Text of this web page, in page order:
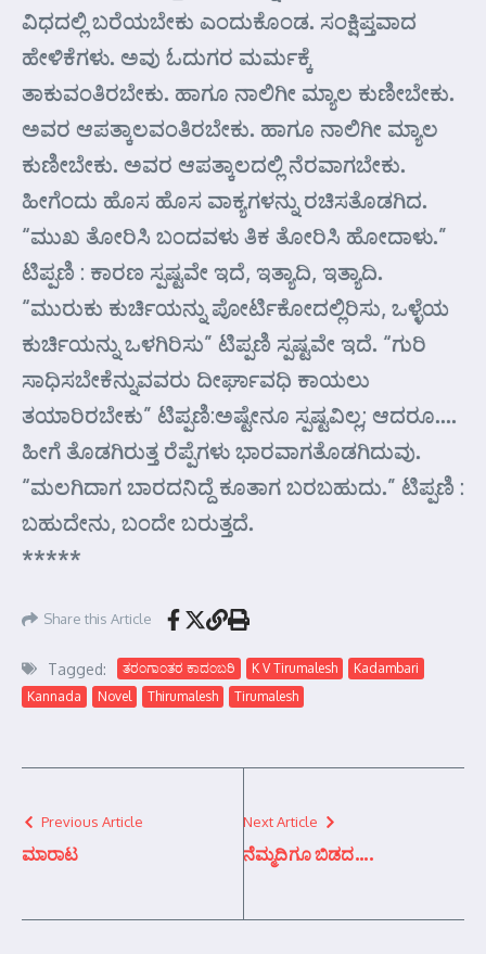
ವಿಧದಲ್ಲಿ ಬರೆಯಬೇಕು ಎಂದುಕೊಂಡ. ಸಂಕ್ಷಿಪ್ತವಾದ
ಹೇಳಿಕೆಗಳು. ಅವು ಓದುಗರ ಮರ್ಮಕ್ಕೆ
ತಾಕುವಂತಿರಬೇಕು. ಹಾಗೂ ನಾಲಿಗೀ ಮ್ಯಾಲ ಕುಣೀಬೇಕು.
ಅವರ ಆಪತ್ಕಾಲವಂತಿರಬೇಕು. ಹಾಗೂ ನಾಲಿಗೀ ಮ್ಯಾಲ
ಕುಣೀಬೇಕು. ಅವರ ಆಪತ್ಕಾಲದಲ್ಲಿ ನೆರವಾಗಬೇಕು.
ಹೀಗೆಂದು ಹೊಸ ಹೊಸ ವಾಕ್ಯಗಳನ್ನು ರಚಿಸತೊಡಗಿದ.
“ಮುಖ ತೋರಿಸಿ ಬಂದವಳು ತಿಕ ತೋರಿಸಿ ಹೋದಾಳು.”
ಟಿಪ್ಪಣಿ : ಕಾರಣ ಸ್ಪಷ್ಟವೇ ಇದೆ, ಇತ್ಯಾದಿ, ಇತ್ಯಾದಿ.
“ಮುರುಕು ಕುರ್ಚಿಯನ್ನು ಪೋರ್ಟಿಕೋದಲ್ಲಿರಿಸು, ಒಳ್ಳೆಯ
ಕುರ್ಚಿಯನ್ನು ಒಳಗಿರಿಸು” ಟಿಪ್ಪಣಿ ಸ್ಪಷ್ಟವೇ ಇದೆ. “ಗುರಿ
ಸಾಧಿಸಬೇಕೆನ್ನುವವರು ದೀರ್ಘಾವಧಿ ಕಾಯಲು
ತಯಾರಿರಬೇಕು” ಟಿಪ್ಪಣಿ:ಅಷ್ಟೇನೂ ಸ್ಪಷ್ಟವಿಲ್ಲ; ಆದರೂ….
ಹೀಗೆ ತೊಡಗಿರುತ್ತ ರೆಪ್ಪೆಗಳು ಭಾರವಾಗತೊಡಗಿದುವು.
“ಮಲಗಿದಾಗ ಬಾರದನಿದ್ದೆ ಕೂತಾಗ ಬರಬಹುದು.” ಟಿಪ್ಪಣಿ :
ಬಹುದೇನು, ಬಂದೇ ಬರುತ್ತದೆ.
*****
Share this Article
Tagged: ತರಂಗಾಂತರ ಕಾದಂಬರಿ K V Tirumalesh
Kadambari
Kannada
Novel Thirumalesh Tirumalesh
Previous Article
ಮಾರಾಟ
Next Article
ನೆಮ್ಮದಿಗೂ ಬಿಡದ….